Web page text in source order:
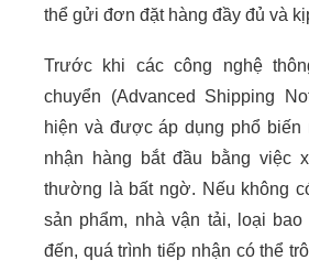
thể gửi đơn đặt hàng đầy đủ và
Trước khi các công nghệ
chuyển (Advanced Shipping
hiện và được áp dụng phổ biến
nhận hàng bắt đầu bằng việc
thường là bất ngờ. Nếu không
sản phẩm, nhà vận tải, loại
đến, quá trình tiếp nhận có thể